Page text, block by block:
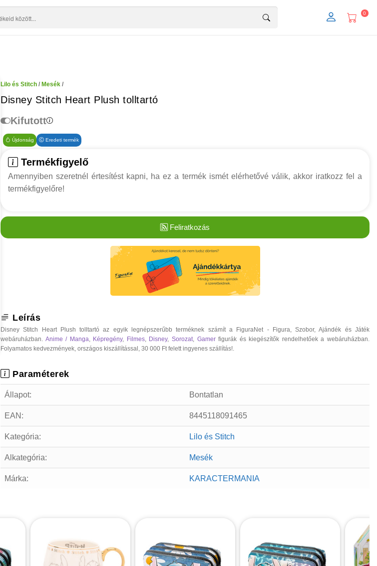
0
Lilo és Stitch / Mesék /
Disney Stitch Heart Plush tolltartó
Kifutott
Újdonság Eredeti termék
Termékfigyelő
Amennyiben szeretnél értesítést kapni, ha ez a termék ismét elérhetővé válik, akkor iratkozz fel a
termékfigyelőre!
Feliratkozás
Leírás
Disney Stitch Heart Plush tolltartó az egyik legnépszerűbb terméknek számít a FiguraNet - Figura, Szobor, Ajándék és Játék
webáruházban. Anime / Manga Képregény, Filmes, Disney,Sorozat Gamerfigurák és kiegészítők rendelhetőek a webáruházban.
Folyamatos kedvezmények, országos kiszállítással, 30 000 Ft felett ingyenes szállítás!.
Paraméterek
Állapot: Bontatlan
EAN: 8445118091465
Kategória: Lilo és Stitch
Alkategória: Mesék
Márka: KARACTERMANIA